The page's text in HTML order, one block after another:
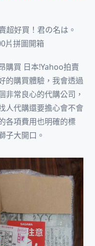
超好買！君の名は。
片拼圖開箱
購買 日本!Yahoo拍賣
的購買體驗，我會透過
非常良心的代購公司，
人代購還要擔心會不會
各項費用也明確的標
子大開口。